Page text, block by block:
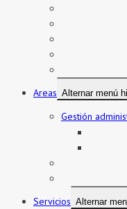
Areas Alternar menú
Gestión
Servicios Alternar